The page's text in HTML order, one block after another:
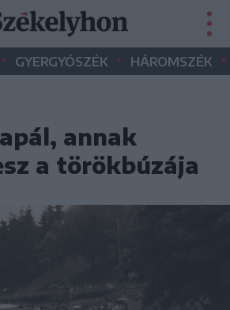
• GYERGYÓSZÉK • HÁROMSZÉK •
annak
a törökbúzája